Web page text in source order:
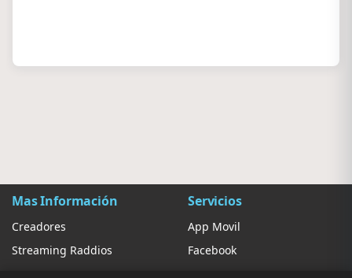
Mas Información
Creadores
Streaming Raddios
Servicios
App Movil
Facebook